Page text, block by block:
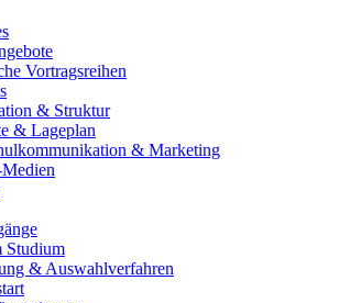
Vortragsreihen
& Struktur
& Lageplan
& Marketing
Studium
& Auswahlverfahren